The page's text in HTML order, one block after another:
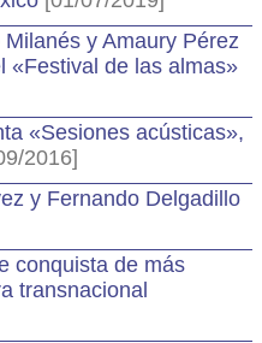
y Amaury Pérez
«Festival de las almas»
«Sesiones acústicas»,
2016]
y Fernando Delgadillo
conquista de más
transnacional